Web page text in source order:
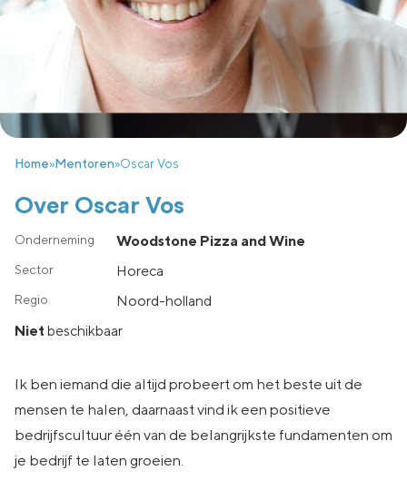
Home»Mentoren»Oscar Vos
Over Oscar Vos
Woodstone Pizza and Wine
Horeca
noord-holland
Niet beschikbaar
Ik ben iemand die altijd probeert om het beste uit de
mensen te halen, daarnaast vind ik een positieve
bedrijfscultuur één van de belangrijkste fundamenten om
je bedrijf te laten groeien.